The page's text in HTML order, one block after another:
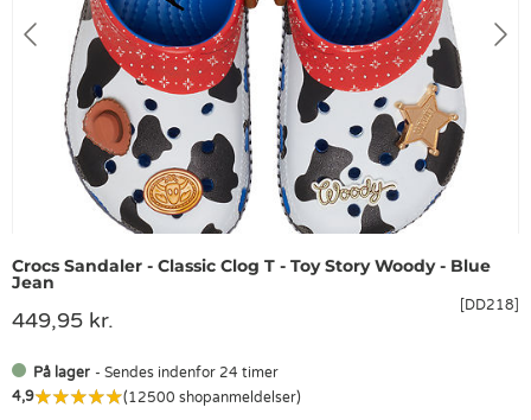
Crocs Sandaler - Classic Clog T - Toy Story Woody - Blue
Jean
[DD218]
449,95 kr.
På lager - Sendes indenfor 24 timer
4,9
(12500 shopanmeldelser)